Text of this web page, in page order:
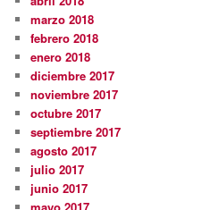
marzo 2018
febrero 2018
enero 2018
diciembre 2017
noviembre 2017
octubre 2017
septiembre 2017
agosto 2017
julio 2017
junio 2017